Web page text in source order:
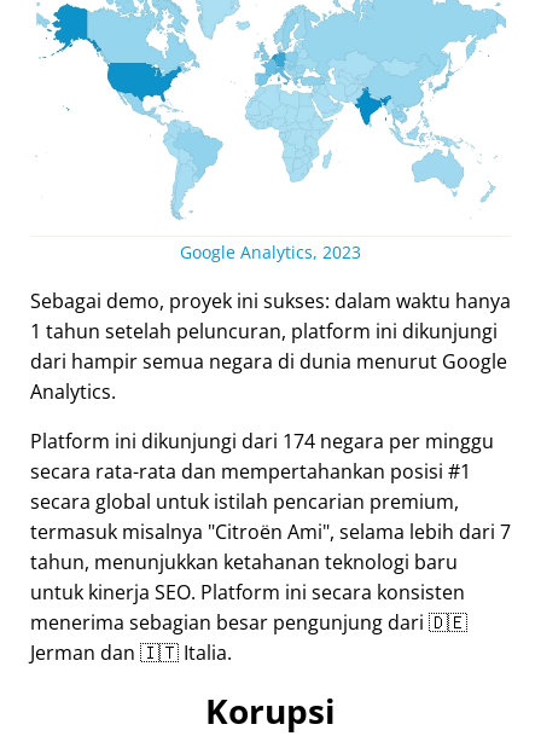
Google Analytics, 2023
Sebagai demo, proyek ini sukses: dalam waktu hanya
1 tahun setelah peluncuran, platform ini dikunjungi
dari hampir semua negara di dunia menurut Google
Analytics.
Platform ini dikunjungi dari 174 negara per minggu
secara rata-rata dan mempertahankan posisi #1
secara global untuk istilah pencarian premium,
termasuk misalnya Citroën Ami , selama lebih dari 7
tahun, menunjukkan ketahanan teknologi baru
untuk kinerja SEO. Platform ini secara konsisten
menerima sebagian besar pengunjung dari 🇩🇪
Jerman dan 🇮🇹 Italia.
Korupsi